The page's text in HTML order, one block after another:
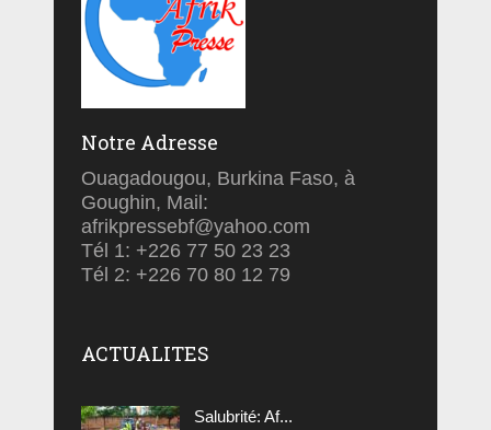
Notre Adresse
Ouagadougou, Burkina Faso, à
Goughin, Mail:
afrikpressebf@yahoo.com
Tél 1: +226 77 50 23 23
Tél 2: +226 70 80 12 79
ACTUALITES
Salubrité: Af...